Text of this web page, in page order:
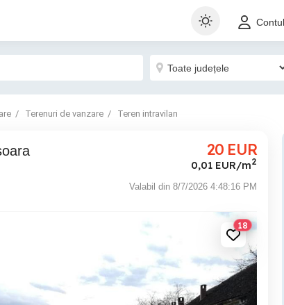
Terenuri de vanzare Teren intravilan
20 EUR
0,01 EUR/m2
Valabil din 8/7/2026 4:48:16 PM
18